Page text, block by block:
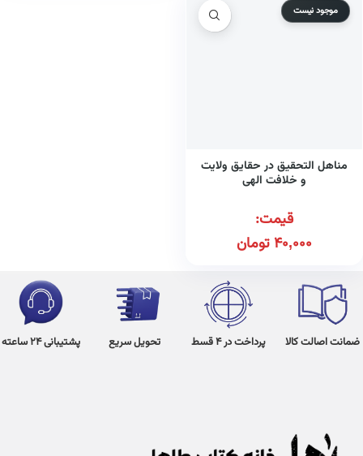
موجود نیست
مناهل التحقیق در حقایق ولایت
و خلافت الهی
قیمت:
40,000تومان
ضمانت اصالت کالا پرداخت در 4 قسط تحویل سریع پشتیبانی 24 ساعته